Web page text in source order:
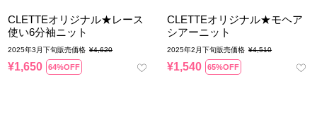
CLETTEオリジナル★レース
使い6分袖ニット
2025年3月下旬販売価格 ¥4,620
¥1,650 64%OFF
CLETTEオリジナル★モヘア
シアーニット
2025年2月下旬販売価格 ¥4,510
¥1,540 65%OFF